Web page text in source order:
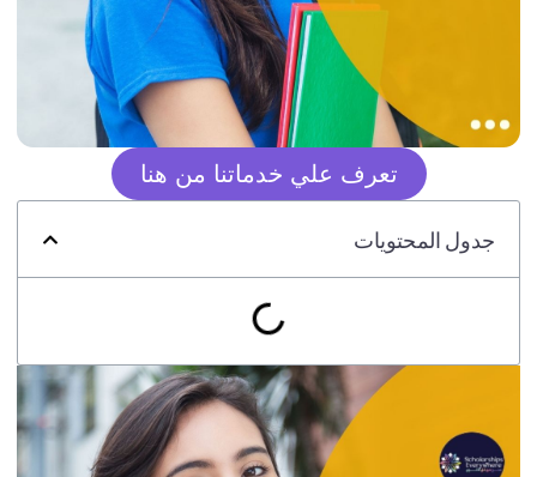
تعرف علي خدماتنا من هنا
جدول المحتويات